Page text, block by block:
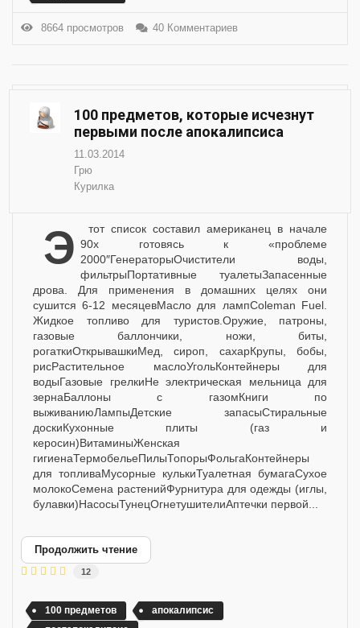
8664 просмотров 40 Комментариев
100 предметов, которые исчезнут
первыми после апокалипсиса
11.03.2014
Грю
Курилка
Этот список составил американец в начале 90х готовясь к «проблеме
2000″ГенераторыОчистители воды,
фильтрыПортативные туалетыЗапасенные
дрова. Для применения в домашних целях они
сушится 6-12 месяцевМасло для лампColeman Fuel.
Жидкое топливо для туристов.Оружие, патроны,
газовые баллончики, ножи, биты,
рогаткиОткрывашкиМед, сироп, сахарКрупы, бобы,
рисРастительное маслоУгольКонтейнеры для
водыГазовые грелкиНе электрическая мельница для
зернаБаллоны с газомКниги по
выживаниюЛампыДетские запасыСтиральные
доскиКухонные плиты (газ и
керосин)ВитаминыЖенская
гигиенаТермобельеПилыТопорыФольгаКонтейнеры
для топливаМусорные кулькиТуалетная бумагаСухое
молокоСемена растенийФурнитура для одежды (иглы,
булавки)НасосыТунецОгнетушителиАптечки первой...
Продолжить чтение
12
100 предметов
апокалипсис